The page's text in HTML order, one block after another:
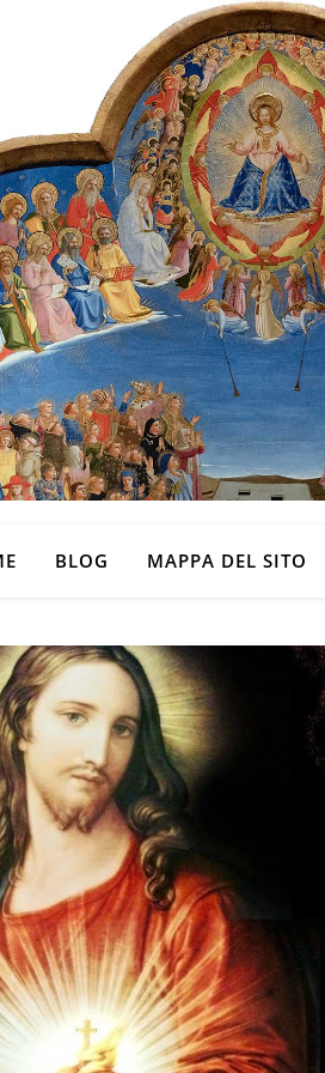
BLOG MAPPA DEL SITO